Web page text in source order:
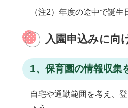
（注2）年度の途中で誕
入園申込みに向
1、保育園の情報収集
自宅や通勤範囲を考え、